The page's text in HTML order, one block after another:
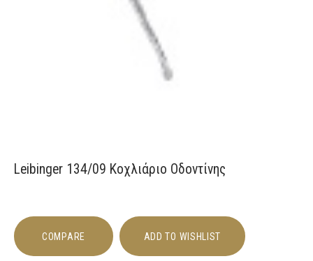
Leibinger 134/09 Κοχλιάριο Οδοντίνης
COMPARE ADD TO WISHLIST